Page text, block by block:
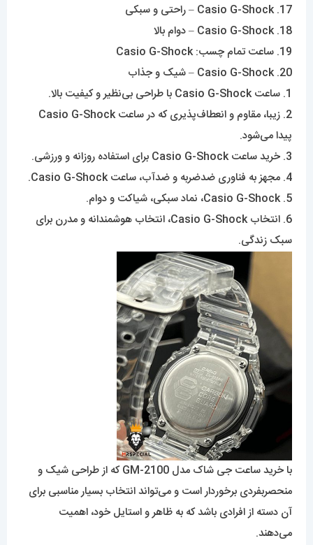
17. Casio G-Shock – راحتی و سبکی
18. Casio G-Shock – دوام بالا
19. ساعت تمام چسب: Casio G-Shock
20. Casio G-Shock – شیک و جذاب
1. ساعت Casio G-Shock با طراحی بی‌نظیر و کیفیت بالا.
2. زیبا، مقاوم و انعطاف‌پذیری که در ساعت Casio G-Shock
پیدا می‌شود.
3. خرید ساعت Casio G-Shock برای استفاده روزانه و ورزشی.
4. مجهز به فناوری ضدضربه و ضدآب، ساعت Casio G-Shock.
5. Casio G-Shock، نماد سبکی، شیاکت و دوام.
6. انتخاب Casio G-Shock، انتخاب هوشمندانه و مدرن برای
سبک زندگی.
با خرید ساعت جی شاک‌ مدل GM-2100 که از طراحی شیک و
منحصربفردی برخوردار است و می‌تواند انتخاب بسیار مناسبی برای
آن دسته از افرادی باشد که به ظاهر و استایل خود، اهمیت
می‌دهند.